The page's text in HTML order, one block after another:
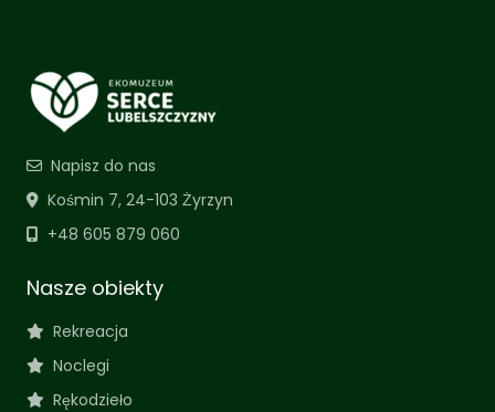
Napisz do nas
Kośmin 7, 24-103 Żyrzyn
+48 605 879 060
Nasze obiekty
Rekreacja
Noclegi
Rękodzieło